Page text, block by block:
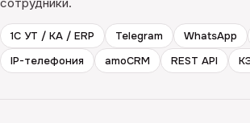
1С УТ / КА / ERP Telegram WhatsApp
IP-телефония
amoCRM REST API